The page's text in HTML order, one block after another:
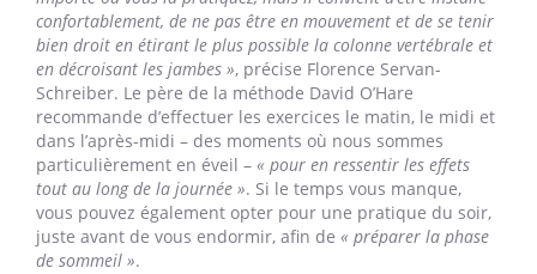
confortablement, de ne pas être en mouvement et de se tenir
bien droit en étirant le plus possible la colonne vertébrale et
en décroisant les jambes », précise Florence Servan-
Schreiber. Le père de la méthode David O’Hare
recommande d’effectuer les exercices le matin, le midi et
dans l’après-midi – des moments où nous sommes
particulièrement en éveil – « pour en ressentir les effets
tout au long de la journée ». Si le temps vous manque,
vous pouvez également opter pour une pratique du soir,
juste avant de vous endormir, afin de « préparer la phase
de sommeil ».